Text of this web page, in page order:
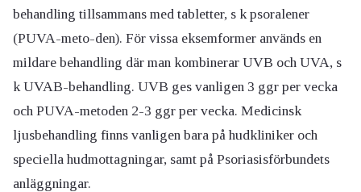
behandling tillsammans med tabletter, s k psoralener
(PUVA-meto-den). För vissa eksemformer används en
mildare behandling där man kombinerar UVB och UVA, s
k UVAB-behandling. UVB ges vanligen 3 ggr per vecka
och PUVA-metoden 2-3 ggr per vecka. Medicinsk
ljusbehandling finns vanligen bara på hudkliniker och
speciella hudmottagningar, samt på Psoriasisförbundets
anläggningar.